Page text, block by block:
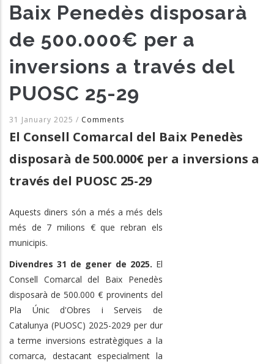
Baix Penedès disposarà
de 500.000€ per a
inversions a través del
PUOSC 25-29
31 January 2025 / Comments
El Consell Comarcal del Baix Penedès
disposarà de 500.000€ per a inversions a
través del PUOSC 25-29
Aquests diners són a més a més dels
més de 7 milions € que rebran els
municipis.
Divendres 31 de gener de 2025. El
Consell Comarcal del Baix Penedès
disposarà de 500.000 € provinents del
Pla Únic d'Obres i Serveis de
Catalunya (PUOSC) 2025-2029 per dur
a terme inversions estratègiques a la
comarca, destacant especialment la